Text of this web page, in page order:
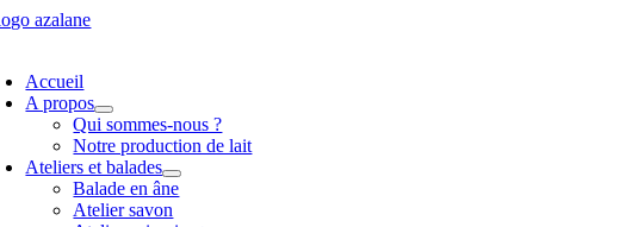
Passer
Accueil
A propos
Qui sommes-nous ?
Notre production de lait
Ateliers et balades
Balade en âne
Atelier savon